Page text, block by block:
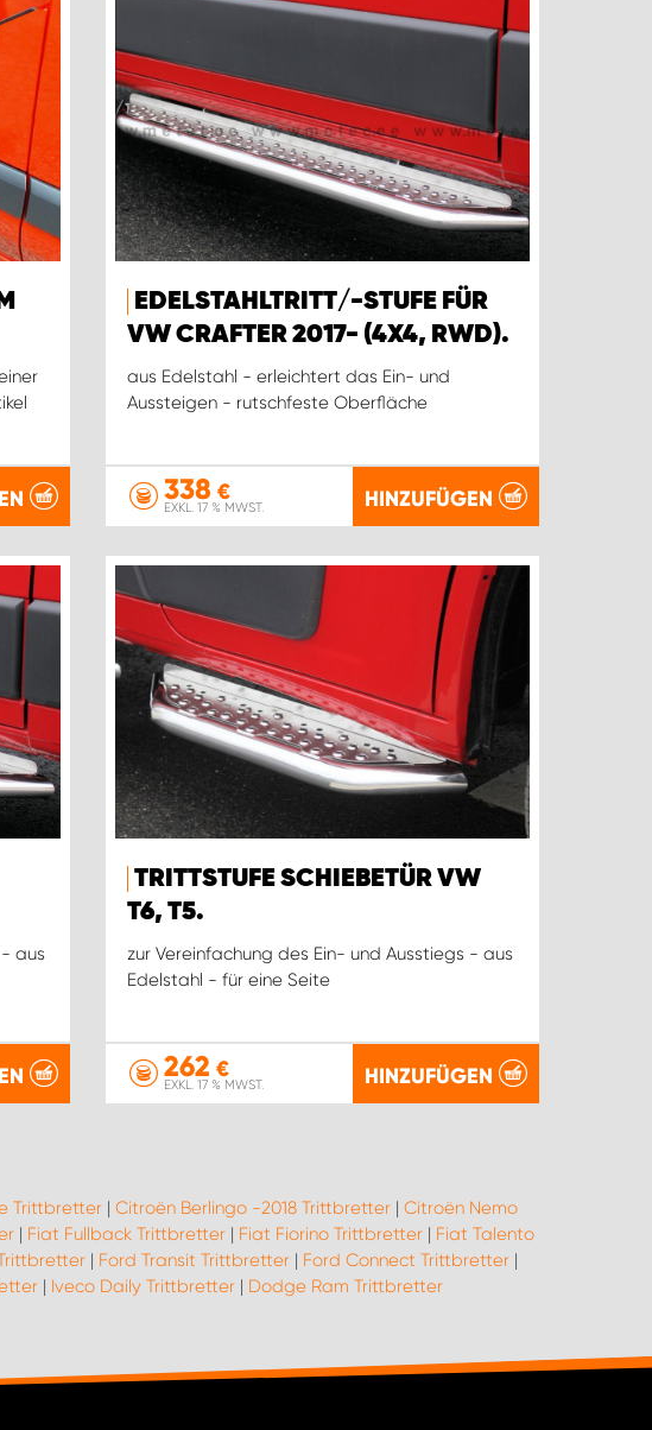
EDELSTAHLTRITT/-STUFE FÜR
VW CRAFTER 2017- (4X4, RWD).
aus Edelstahl - erleichtert das Ein- und
Aussteigen - rutschfeste Oberfläche
338 €
EXKL. 17 % MWST. HINZUFÜGEN
- aus
TRITTSTUFE SCHIEBETÜR VW
T6, T5.
zur Vereinfachung des Ein- und Ausstiegs - aus
Edelstahl - für eine Seite
262 €
EXKL. 17 % MWST. HINZUFÜGEN
Trittbretter| Citroën Berlingo -2018 Trittbretter| Citroën Nemo
| Fiat Fullback Trittbretter | Fiat Fiorino Trittbretter | Fiat Talento
| Ford Transit Trittbretter| Ford Connect Trittbretter|
| Iveco Daily Trittbretter | Dodge Ram Trittbretter